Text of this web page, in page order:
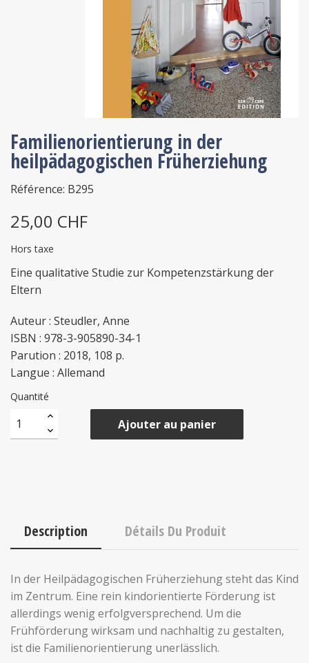
Familienorientierung in der
heilpädagogischen Früherziehung
Référence: B295
25,00 CHF
Hors taxe
Eine qualitative Studie zur Kompetenzstärkung der
Eltern
Auteur : Steudler, Anne
ISBN : 978-3-905890-34-1
Parution : 2018, 108 p.
Langue : Allemand
Quantité
Ajouter au panier
Description Détails Du Produit
In der Heilpädagogischen Früherziehung steht das Kind
im Zentrum. Eine rein kindorientierte Förderung ist
allerdings wenig erfolgversprechend. Um die
Frühförderung wirksam und nachhaltig zu gestalten,
ist die Familienorientierung unerlässlich.